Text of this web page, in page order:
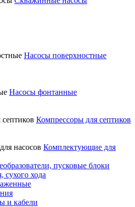
Насосы поверхностные
Насосы фонтанные
Компрессоры для септиков
Комплектующие для
пусковые блоки
сухого хода
и кабели